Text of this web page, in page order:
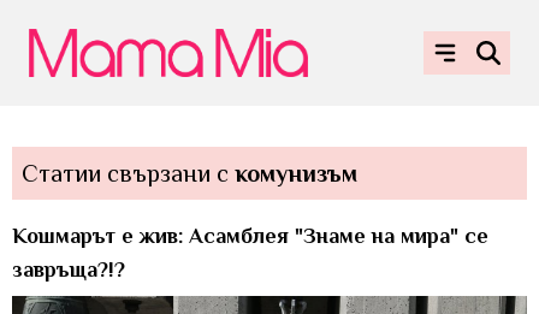
Статии свързани с комунизъм
Кошмарът е жив: Асамблея "Знаме на мира" се
завръща?!?